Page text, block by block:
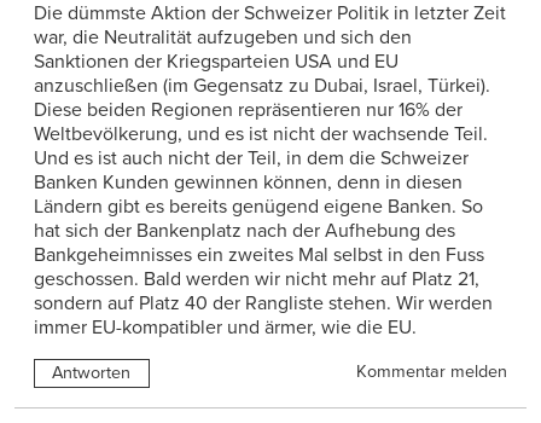
Die dümmste Aktion der Schweizer Politik in letzter Zeit
war, die Neutralität aufzugeben und sich den
Sanktionen der Kriegsparteien USA und EU
anzuschließen (im Gegensatz zu Dubai, Israel, Türkei).
Diese beiden Regionen repräsentieren nur 16% der
Weltbevölkerung, und es ist nicht der wachsende Teil.
Und es ist auch nicht der Teil, in dem die Schweizer
Banken Kunden gewinnen können, denn in diesen
Ländern gibt es bereits genügend eigene Banken. So
hat sich der Bankenplatz nach der Aufhebung des
Bankgeheimnisses ein zweites Mal selbst in den Fuss
geschossen. Bald werden wir nicht mehr auf Platz 21,
sondern auf Platz 40 der Rangliste stehen. Wir werden
immer EU-kompatibler und ärmer, wie die EU.
Antworten Kommentar melden